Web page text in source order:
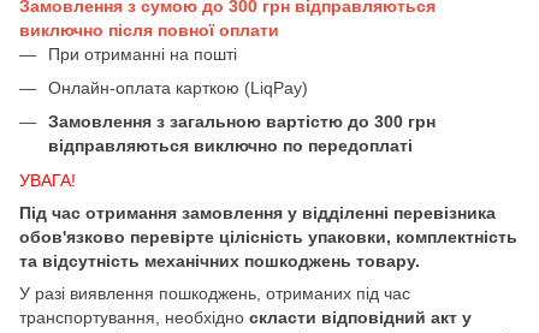
Замовлення з сумою до 300 грн відправляються
виключно після повної оплати
При отриманні на пошті
Онлайн-оплата карткою (LiqPay)
Замовлення з загальною вартістю до 300 грн
відправляються виключно по передоплаті
УВАГА!
Під час отримання замовлення у відділенні перевізника
обов'язково перевірте цілісність упаковки, комплектність
та відсутність механічних пошкоджень товару.
У разі виявлення пошкоджень, отриманих під час
транспортування, необхідно скласти відповідний акт у